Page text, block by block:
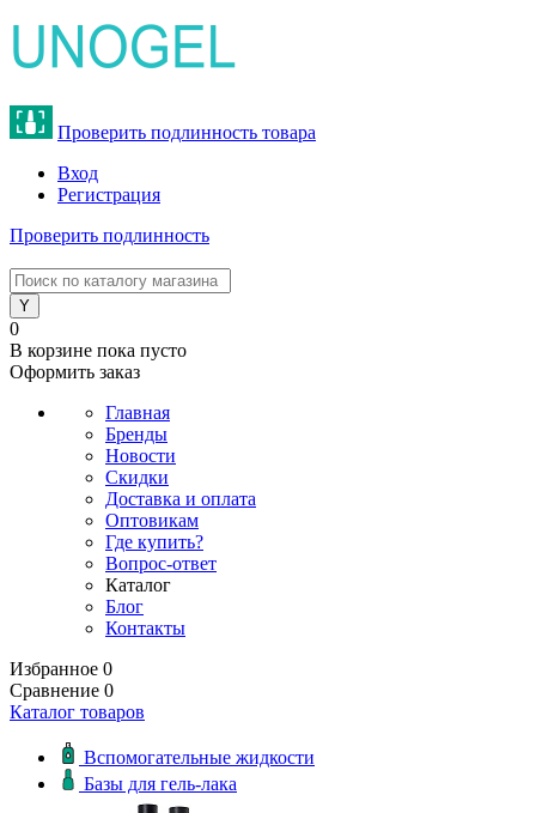
Проверить подлинность товара
Вход
Регистрация
Проверить подлинность
0
В корзине пока пусто
Оформить заказ
Главная
Бренды
Новости
Скидки
Доставка и оплата
Оптовикам
Где купить?
Вопрос-ответ
Каталог
Блог
Контакты
Избранное 0
Сравнение 0
Каталог товаров
Вспомогательные жидкости
Базы для гель-лака